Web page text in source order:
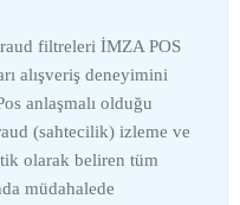
filtreleri İMZA POS
alışveriş deneyimini
anlaşmalı olduğu
(sahtecilik) izleme ve
olarak beliren tüm
müdahalede